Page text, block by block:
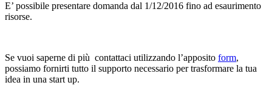
E’ possibile presentare domanda dal 1/12/2016 fino ad esaurimento
risorse.
Se vuoi saperne di più contattaci utilizzando l’apposito form,
possiamo fornirti tutto il supporto necessario per trasformare la tua
idea in una start up.